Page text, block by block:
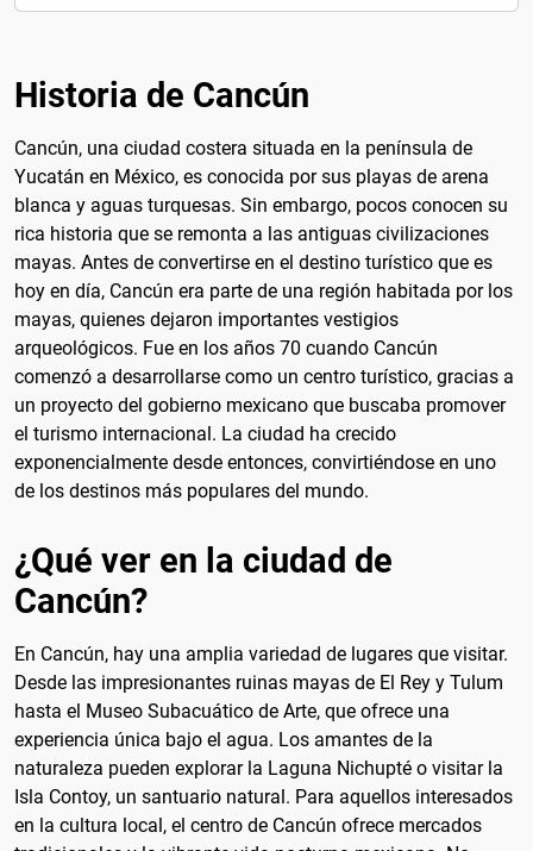
Historia de Cancún
Cancún, una ciudad costera situada en la península de
Yucatán en México, es conocida por sus playas de arena
blanca y aguas turquesas. Sin embargo, pocos conocen su
rica historia que se remonta a las antiguas civilizaciones
mayas. Antes de convertirse en el destino turístico que es
hoy en día, Cancún era parte de una región habitada por los
mayas, quienes dejaron importantes vestigios
arqueológicos. Fue en los años 70 cuando Cancún
comenzó a desarrollarse como un centro turístico, gracias a
un proyecto del gobierno mexicano que buscaba promover
el turismo internacional. La ciudad ha crecido
exponencialmente desde entonces, convirtiéndose en uno
de los destinos más populares del mundo.
¿Qué ver en la ciudad de
Cancún?
En Cancún, hay una amplia variedad de lugares que visitar.
Desde las impresionantes ruinas mayas de El Rey y Tulum
hasta el Museo Subacuático de Arte, que ofrece una
experiencia única bajo el agua. Los amantes de la
naturaleza pueden explorar la Laguna Nichupté o visitar la
Isla Contoy, un santuario natural. Para aquellos interesados
en la cultura local, el centro de Cancún ofrece mercados